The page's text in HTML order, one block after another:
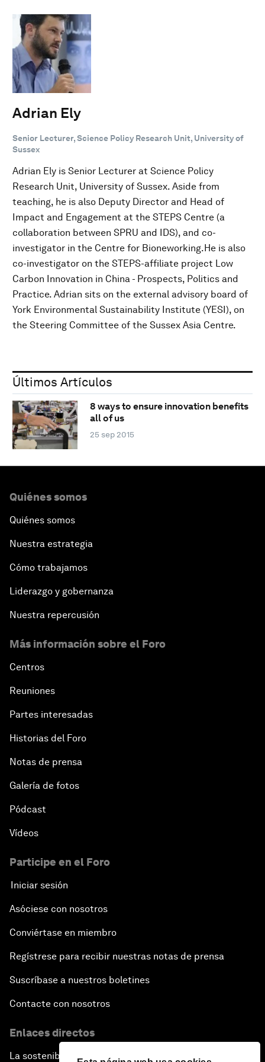
Adrian Ely
Senior Lecturer, Science Policy Research Unit, University of
Sussex
Adrian Ely is Senior Lecturer at Science Policy
Research Unit, University of Sussex. Aside from
teaching, he is also Deputy Director and Head of
Impact and Engagement at the STEPS Centre (a
collaboration between SPRU and IDS), and co-
investigator in the Centre for Bioneworking.He is also
co-investigator on the STEPS-affiliate project Low
Carbon Innovation in China - Prospects, Politics and
Practice. Adrian sits on the external advisory board of
York Environmental Sustainability Institute (YESI), on
the Steering Committee of the Sussex Asia Centre.
Últimos Artículos
8 ways to ensure innovation benefits
all of us
25 sep 2015
Quiénes somos
Quiénes somos
Nuestra estrategia
Cómo trabajamos
Liderazgo y gobernanza
Nuestra repercusión
Más información sobre el Foro
Centros
Reuniones
Partes interesadas
Historias del Foro
Notas de prensa
Galería de fotos
Pódcast
Vídeos
Participe en el Foro
Iniciar sesión
Asóciese con nosotros
Conviértase en miembro
Regístrese para recibir nuestras notas de prensa
Suscríbase a nuestros boletines
Contacte con nosotros
Enlaces directos
La sostenibilidad en el Foro